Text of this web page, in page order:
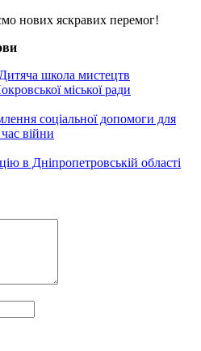
нових яскравих перемог!
Дитяча школа мистецтв
міської ради
соціальної допомоги для
війни
в Дніпропетровській області